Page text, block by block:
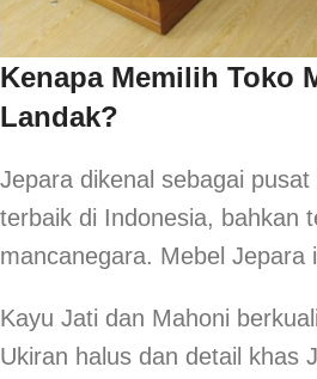
Kenapa Memilih Toko
Landak?
Jepara dikenal sebagai
terbaik di Indonesia, bahkan
mancanegara. Mebel Jepara
Kayu Jati dan Mahoni
Ukiran halus dan detail khas